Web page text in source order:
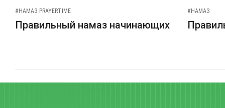
#НАМАЗ PRAYERTIME
Правильный намаз начинающих
#НАМАЗ